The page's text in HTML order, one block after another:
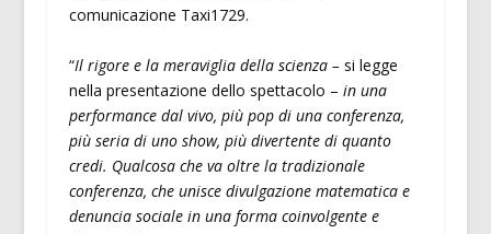
comunicazione Taxi1729.
“Il rigore e la meraviglia della scienza –si legge
nella presentazione dello spettacolo – in una
performance dal vivo, più pop di una conferenza,
più seria di uno show, più divertente di quanto
credi. Qualcosa che va oltre la tradizionale
conferenza, che unisce divulgazione matematica e
denuncia sociale in una forma coinvolgente e